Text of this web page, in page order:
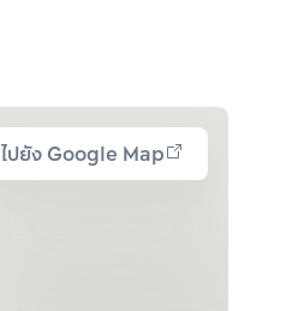
ไปยัง Google Map